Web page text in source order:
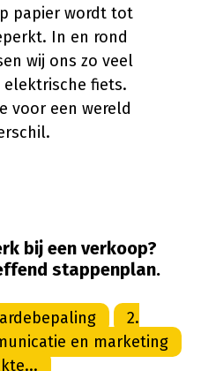
papier wordt tot
In en rond
wij ons zo veel
fiets.
voor een wereld
bij een verkoop?
stappenplan.
2.
en marketing